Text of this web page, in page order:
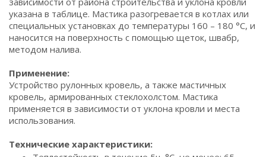
указана в таблице. Мастика разогревается в котлах или
специальных установках до температуры 160 – 180 °С, и
наносится на поверхность с помощью щеток, швабр,
методом налива.
Применение:
Устройство рулонных кровель, а также мастичных
кровель, армированных стеклохолстом. Мастика
применяется в зависимости от уклона кровли и места
использования.
Технические характеристики: